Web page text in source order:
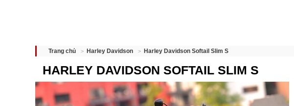
Trang chủ Harley Davidson Harley Davidson Softail Slim S
HARLEY DAVIDSON SOFTAIL SLIM S